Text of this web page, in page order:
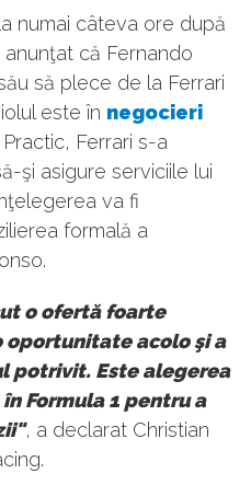
numai câteva ore după
că Fernando
să plece de la Ferrari
este în negocieri
Practic, Ferrari s-a
şi asigure serviciile lui
va fi
formală a
o ofertă foarte
oportunitate acolo şi a
potrivit. Este alegerea
Formula 1 pentru a
, a declarat Christian